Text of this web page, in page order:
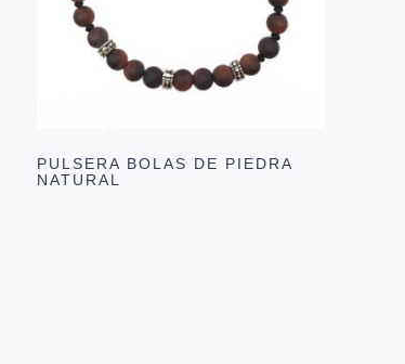
PULSERA BOLAS DE PIEDRA
NATURAL